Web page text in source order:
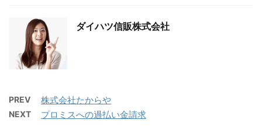
ダイハツ信販株式会社
PREV 株式会社たからや
NEXT プロミスへの過払い金請求